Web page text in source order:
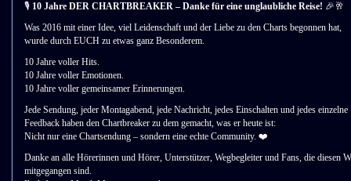
🎙️ 10 Jahre DER CHARTBREAKER – Danke für eine unglaubliche Reise! 🎉🥂
Was 2016 mit einer Idee, viel Leidenschaft und der Liebe zu den Charts begonnen hat,
wurde durch EUCH zu etwas ganz Besonderem.
10 Jahre voller Hits.
10 Jahre voller Emotionen.
10 Jahre voller gemeinsamer Erinnerungen.
Jede Sendung, jeder Montagabend, jede Nachricht, jedes Einschalten und jedes einzelne
Feedback haben den Chartbreaker zu dem gemacht, was er heute ist:
Nicht nur eine Chartsendung – sondern eine echte Community. ❤️
Danke an alle Hörerinnen und Hörer, Unterstützer, Wegbegleiter und Fans, die diesen
mitgegangen sind.